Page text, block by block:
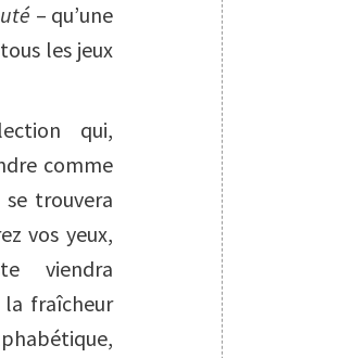
– qu’une
les jeux
qui,
comme
trouvera
vos yeux,
viendra
fraîcheur